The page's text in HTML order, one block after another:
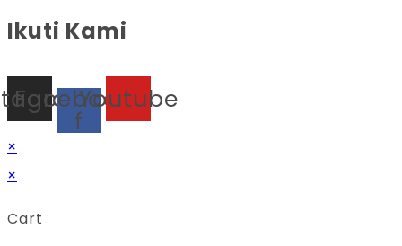
Ikuti Kami
Facebook-
f
Youtube
×
×
Cart